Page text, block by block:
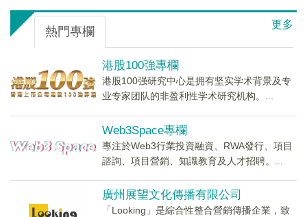
更多
熱門專欄
港股100強專欄
港股100强研究中心是拥有坚实学术背景及专
业专家团队的非盈利性学术研究机构。...
Web3Space專欄
專注於Web3行業投資融資、RWA發行、項目
諮詢、項目營銷、知識教育及人才招聘。...
廣州展望文化傳播有限公司
「Looking」是綜合性整合營銷傳播企業，致